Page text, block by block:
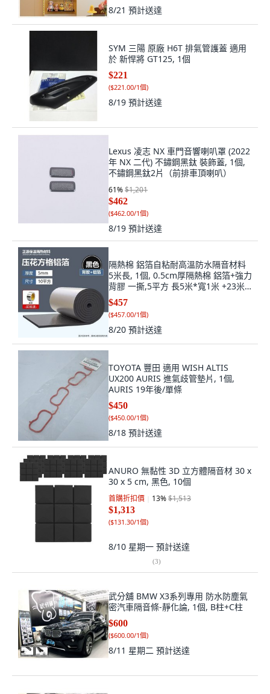
8/21 預計送達
SYM 三陽 原廠 H6T 排氣管護蓋 適用
於 新悍將 GT125, 1個
$221
($221.00/1個)
8/19 預計送達
Lexus 凌志 NX 車門音響喇叭罩 (2022
年 NX 二代) 不鏽鋼黑鈦 裝飾蓋, 1個,
不鏽鋼黑鈦2片（前排車頂喇叭）
61%$1,201
$462
($462.00/1個)
8/19 預計送達
隔熱棉 鋁箔自粘耐高溫防水隔音材料
5米長, 1個, 0.5cm厚隔熱棉 鋁箔+強力
背膠 一撕,5平方 長5米*寬1米 +23米
封邊膠帶
$457
($457.00/1個)
8/20 預計送達
TOYOTA 豐田 適用 WISH ALTIS
UX200 AURIS 進氣歧管墊片, 1個,
AURIS 19年後/單條
$450
($450.00/1個)
8/18 預計送達
ANURO 無黏性 3D 立方體隔音材 30 x
30 x 5 cm, 黑色, 10個
首購折扣價 13%$1,513
$1,313
($131.30/1個)
8/10 星期一 預計送達
(3)
武分舖 BMW X3系列專用 防水防塵氣
密汽車隔音條-靜化論, 1個, B柱+C柱
$600
($600.00/1個)
8/11 星期二 預計送達